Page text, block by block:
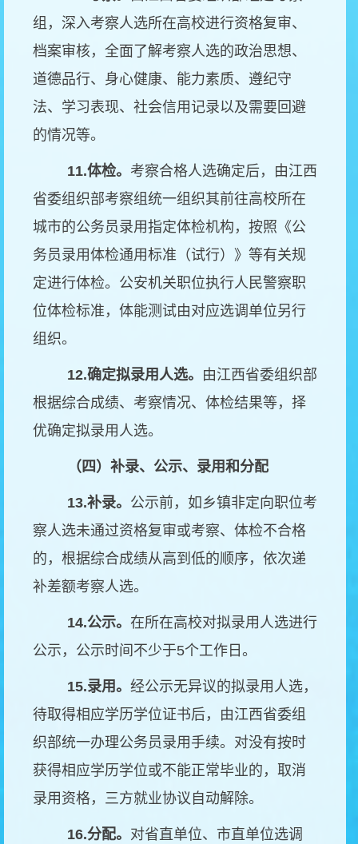
组，深入考察人选所在高校进行资格复审、
档案审核，全面了解考察人选的政治思想、
道德品行、身心健康、能力素质、遵纪守
法、学习表现、社会信用记录以及需要回避
的情况等。
11.体检。 考察合格人选确定后，由江西
省委组织部考察组统一组织其前往高校所在
城市的公务员录用指定体检机构，按照《公
务员录用体检通用标准（试行）》等有关规
定进行体检。公安机关职位执行人民警察职
位体检标准，体能测试由对应选调单位另行
组织。
12.确定拟录用人选。 由江西省委组织部
根据综合成绩、考察情况、体检结果等，择
优确定拟录用人选。
（四）补录、公示、录用和分配
13.补录。 公示前，如乡镇非定向职位考
察人选未通过资格复审或考察、体检不合格
的，根据综合成绩从高到低的顺序，依次递
补差额考察人选。
14.公示。 在所在高校对拟录用人选进行
公示，公示时间不少于5个工作日。
15.录用。 经公示无异议的拟录用人选，
待取得相应学历学位证书后，由江西省委组
织部统一办理公务员录用手续。对没有按时
获得相应学历学位或不能正常毕业的，取消
录用资格，三方就业协议自动解除。
16.分配。 对省直单位、市直单位选调